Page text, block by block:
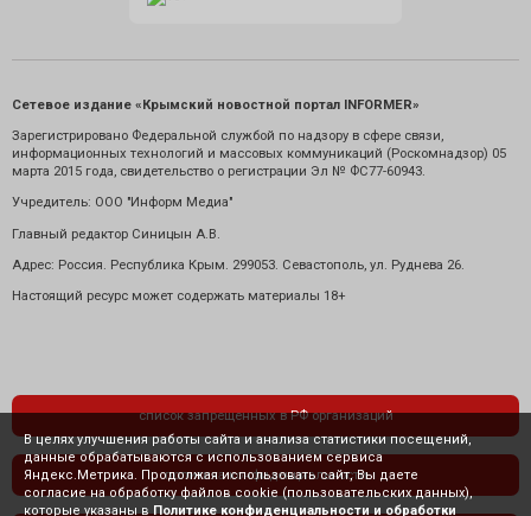
Сетевое издание «Крымский новостной портал INFORMER»
Зарегистрировано Федеральной службой по надзору в сфере связи,
информационных технологий и массовых коммуникаций (Роскомнадзор) 05
марта 2015 года, свидетельство о регистрации Эл № ФС77-60943.
Учредитель: ООО "Информ Медиа"
Главный редактор Синицын А.В.
Адрес: Россия. Республика Крым. 299053. Севастополь, ул. Руднева 26.
Настоящий ресурс может содержать материалы 18+
список запрещенных в РФ организаций
политика конфиденциальности
В целях улучшения работы сайта и анализа статистики посещений,
данные обрабатываются с использованием сервиса
Яндекс.Метрика. Продолжая использовать сайт, Вы даете
согласие на обработку файлов cookie (пользовательских данных),
которые указаны в Политике конфиденциальности и обработки